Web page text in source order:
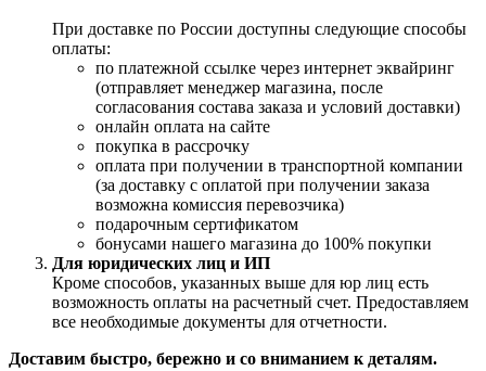
При доставке по России доступны следующие способы
оплаты:
по платежной ссылке через интернет эквайринг
(отправляет менеджер магазина, после
согласования состава заказа и условий доставки)
онлайн оплата на сайте
покупка в рассрочку
оплата при получении в транспортной компании
(за доставку с оплатой при получении заказа
возможна комиссия перевозчика)
подарочным сертификатом
бонусами нашего магазина до 100% покупки
Для юридических лиц и ИП
Кроме способов, указанных выше для юр лиц есть
возможность оплаты на расчетный счет. Предоставляем
все необходимые документы для отчетности.
Доставим быстро, бережно и со вниманием к деталям.